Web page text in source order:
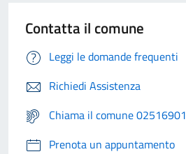
Contatta il comune
Leggi le domande frequenti
Richiedi Assistenza
Chiama il comune 02516901
Prenota un appuntamento